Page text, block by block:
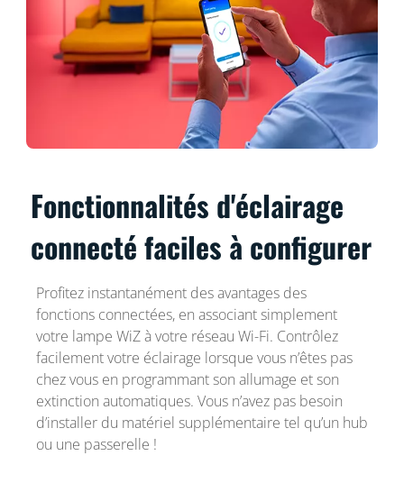
Fonctionnalités d'éclairage
connecté faciles à configurer
Profitez instantanément des avantages des
fonctions connectées, en associant simplement
votre lampe WiZ à votre réseau Wi-Fi. Contrôlez
facilement votre éclairage lorsque vous n’êtes pas
chez vous en programmant son allumage et son
extinction automatiques. Vous n’avez pas besoin
d’installer du matériel supplémentaire tel qu’un hub
ou une passerelle !